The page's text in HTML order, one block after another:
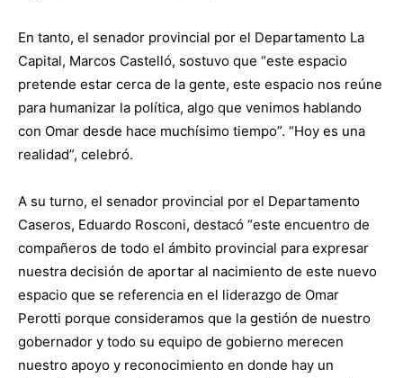
En tanto, el senador provincial por el Departamento La
Capital, Marcos Castelló, sostuvo que “este espacio
pretende estar cerca de la gente, este espacio nos reúne
para humanizar la política, algo que venimos hablando
con Omar desde hace muchísimo tiempo”. “Hoy es una
realidad”, celebró.
A su turno, el senador provincial por el Departamento
Caseros, Eduardo Rosconi, destacó “este encuentro de
compañeros de todo el ámbito provincial para expresar
nuestra decisión de aportar al nacimiento de este nuevo
espacio que se referencia en el liderazgo de Omar
Perotti porque consideramos que la gestión de nuestro
gobernador y todo su equipo de gobierno merecen
nuestro apoyo y reconocimiento en donde hay un